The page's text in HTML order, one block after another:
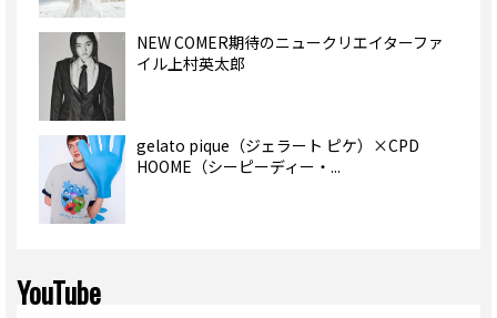
NEW COMER期待のニュークリエイターファ
イル上村英太郎
gelato pique（ジェラート ピケ）×CPD
HOOME（シーピーディー・...
YouTube